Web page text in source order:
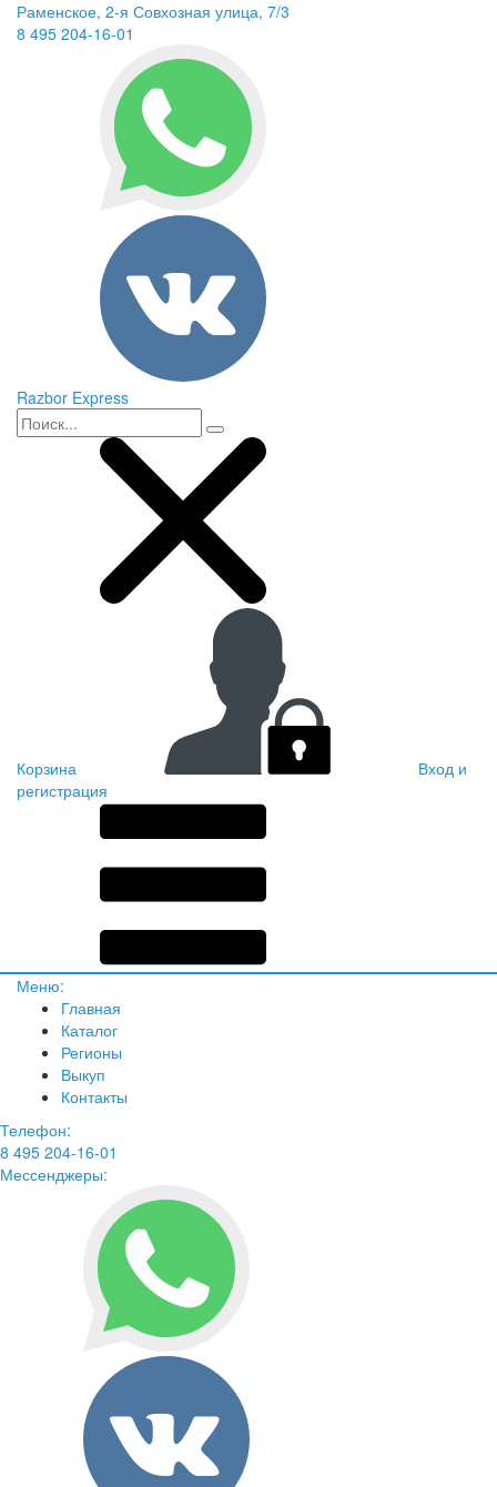
Раменское, 2-я Совхозная улица, 7/3
8 495 204-16-01
Razbor Express
Корзина
Вход и
регистрация
Меню:
Главная
Каталог
Регионы
Выкуп
Контакты
Телефон:
8 495 204-16-01
Мессенджеры: